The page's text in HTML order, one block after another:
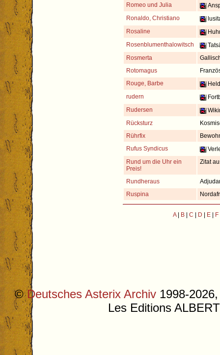
Romeo und Julia
Ronaldo, Christiano
Rosaline
Rosenblumenthalowitsch
Rosmerta
Rotomagus
Rouge, Barbe
rudern
Rudersen
Rücksturz
Rührfix
Rufus Syndicus
Rund um die Uhr ein
Preis!
Zitat
Rundheraus
Ruspina
A| B C D E F
©Deutsches Asterix Archiv 1998-
Les Editions